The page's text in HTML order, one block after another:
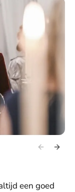
een goed